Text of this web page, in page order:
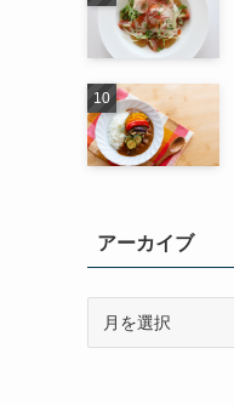
アーカイブ